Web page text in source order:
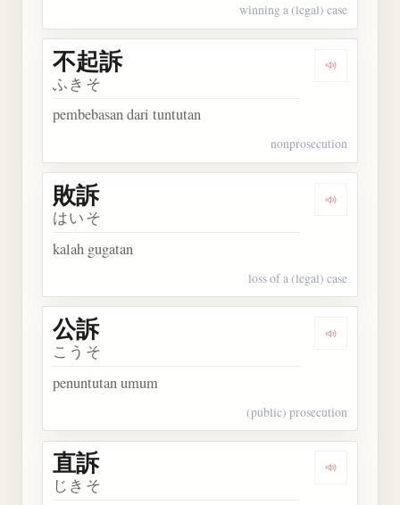
winning a (legal) case
Dengarkan
不起訴
ふきそ
pembebasan dari tuntutan
nonprosecution
Dengarkan
敗訴
はいそ
kalah gugatan
loss of a (legal) case
Dengarkan
公訴
こうそ
penuntutan umum
(public) prosecution
Dengarkan
直訴
じきそ